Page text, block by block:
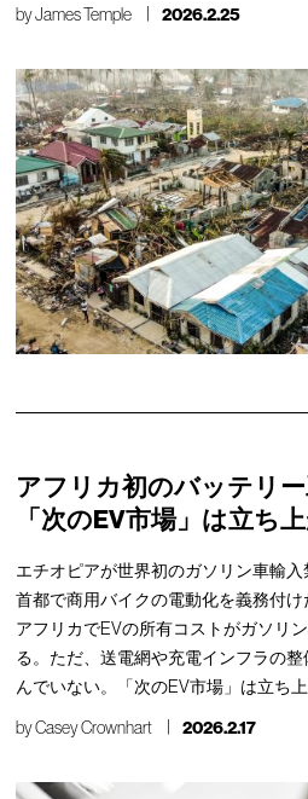
byJames Temple 2026.2.25
アフリカ初のバッテリー
「次のEV市場」は立ち
エチオピアが世界初のガソリン車輸
首都で商用バイクの電動化を義務付
アフリカでEVの所有コストがガソリ
る。ただ、送電網や充電インフラの
んでいない。「次のEV市場」は立ち上
byCasey Crownhart 2026.2.17